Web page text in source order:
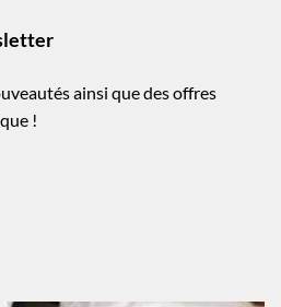
ainsi que des offres
!